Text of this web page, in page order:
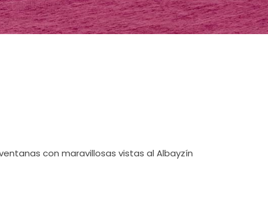
con maravillosas vistas al Albayzín